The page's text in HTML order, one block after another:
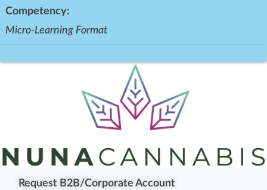
Competency:
Micro-Learning Format
Request B2B/Corporate Account